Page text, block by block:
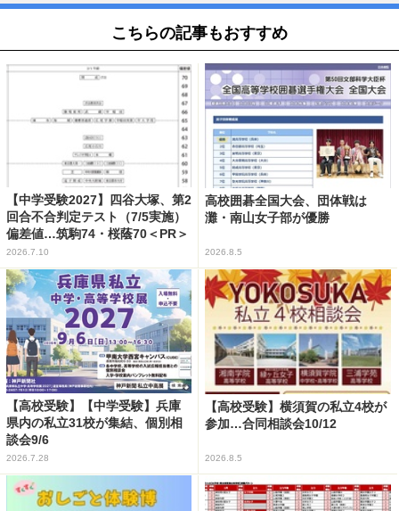
こちらの記事もおすすめ
【中学受験2027】四谷大塚、第2
回合不合判定テスト（7/5実施）
偏差値…筑駒74・桜蔭70＜PR＞
2026.7.10
高校囲碁全国大会、団体戦は
灘・南山女子部が優勝
2026.8.5
【高校受験】【中学受験】兵庫
県内の私立31校が集結、個別相
談会9/6
2026.7.28
【高校受験】横須賀の私立4校が
参加…合同相談会10/12
2026.8.5